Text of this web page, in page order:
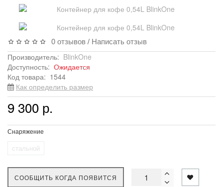
0 отзывов / Написать отзыв
Производитель: BlinkOne
Доступность: Ожидается
Код товара: 1544
Как определить размер
9 300 р.
Снаряжение
стальной
СООБЩИТЬ КОГДА ПОЯВИТСЯ